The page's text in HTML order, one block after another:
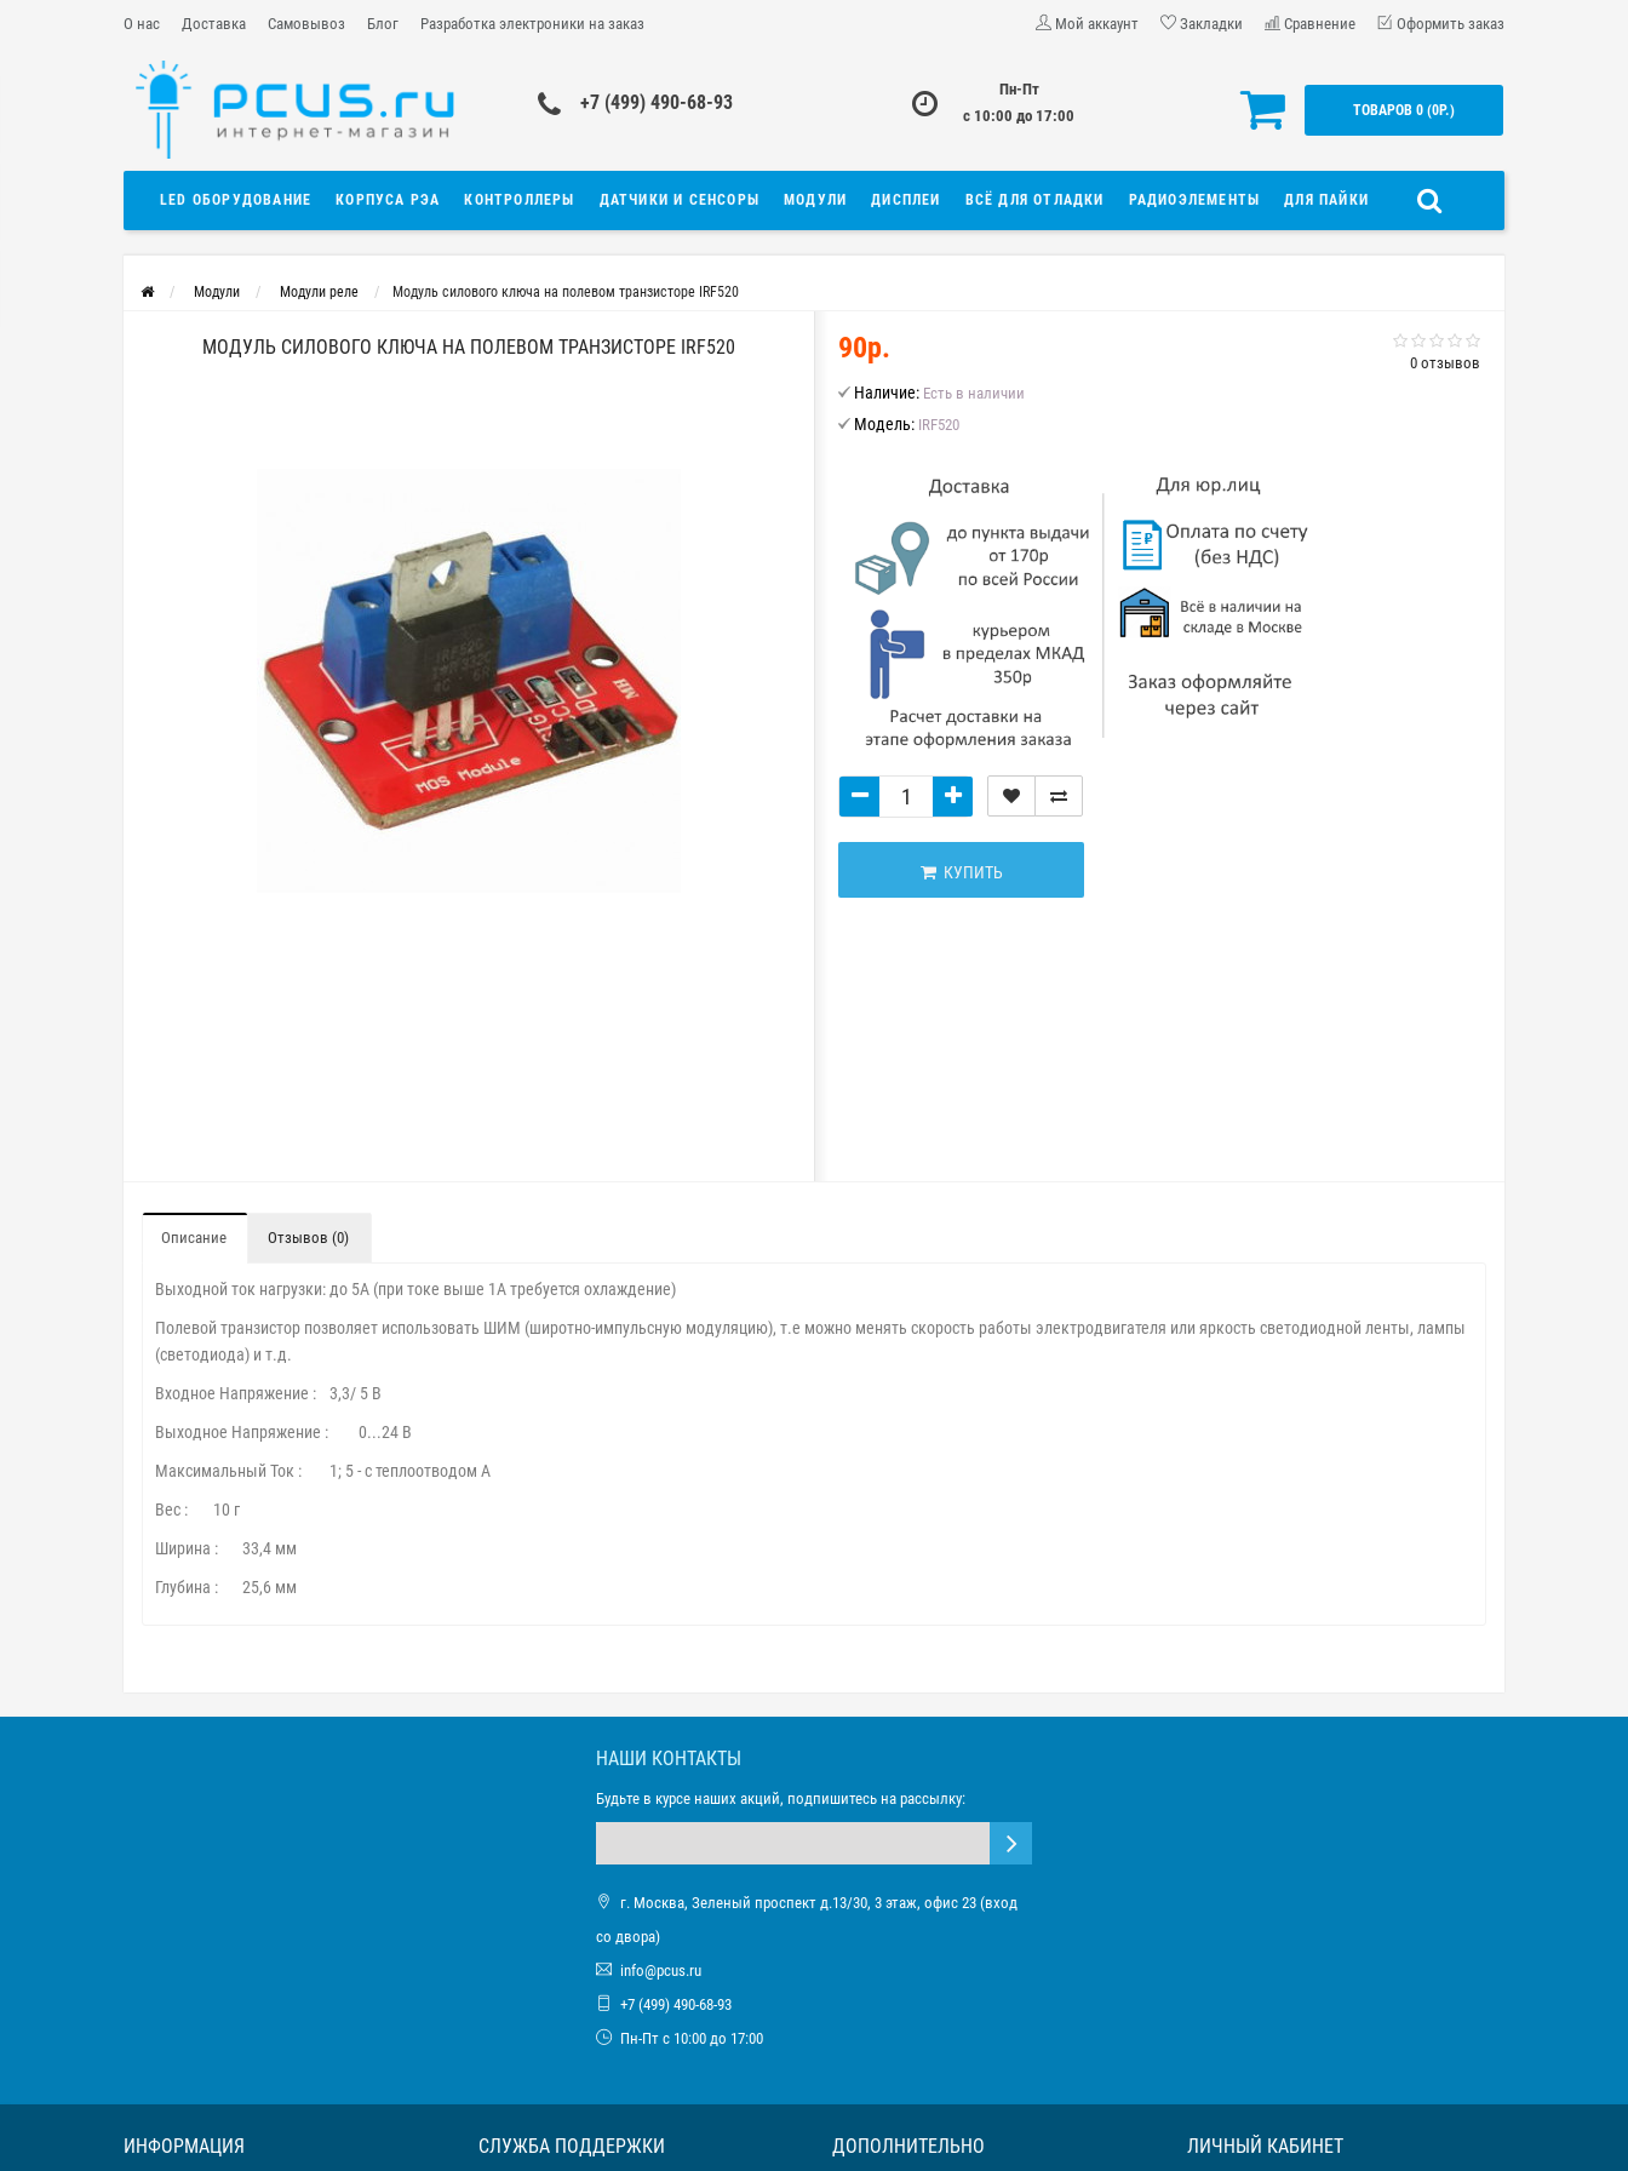
О нас Доставка Самовывоз Блог Разработка электроники на заказ Мой аккаунт Закладки Сравнение Оформить заказ
+7 (499) 490-68-93
Пн-Пт
с 10:00 до 17:00
ТОВАРОВ 0 (0Р.)
LED ОБОРУДОВАНИЕ КОРПУСА РЭА КОНТРОЛЛЕРЫ ДАТЧИКИ И СЕНСОРЫ МОДУЛИ ДИСПЛЕИ ВСЁ ДЛЯ ОТЛАДКИ РАДИОЭЛЕМЕНТЫ ДЛЯ ПАЙКИ
Модули Модули реле Модуль силового ключа на полевом транзисторе IRF520
МОДУЛЬ СИЛОВОГО КЛЮЧА НА ПОЛЕВОМ ТРАНЗИСТОРЕ IRF520
0 отзывов
90р.
Наличие: Есть в наличии
Модель: IRF520
КУПИТЬ
Описание Отзывов (0)
Выходной ток нагрузки: до 5А (при токе выше 1А требуется охлаждение)
Полевой транзистор позволяет использовать ШИМ (широтно-импульсную модуляцию), т.е можно менять скорость работы электродвигателя или яркость светодиодной ленты, лампы
(светодиода) и т.д.
Входное Напряжение :
3,3/ 5 В
Выходное Напряжение :
0...24 В
Максимальный Ток :
1; 5 - с теплоотводом А
Вес :
10 г
Ширина :
33,4 мм
Глубина :
25,6 мм
НАШИ КОНТАКТЫ
Будьте в курсе наших акций, подпишитесь на рассылку:
г. Москва, Зеленый проспект д.13/30, 3 этаж, офис 23 (вход
со двора)
info@pcus.ru
+7 (499) 490-68-93
Пн-Пт с 10:00 до 17:00
ИНФОРМАЦИЯ СЛУЖБА ПОДДЕРЖКИ ДОПОЛНИТЕЛЬНО ЛИЧНЫЙ КАБИНЕТ